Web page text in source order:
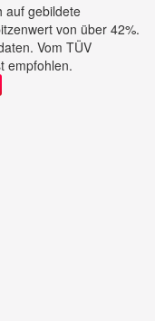
auf gebildete
von über 42%.
Vom TÜV
empfohlen.